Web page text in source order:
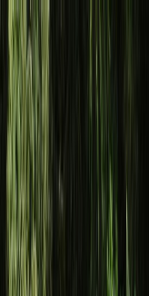
Osta auto
Myy autosi
Miksi carstore
Carstore EU
Näytä kaikki autot
Näytä kaikki autot